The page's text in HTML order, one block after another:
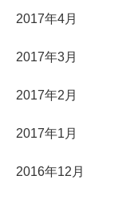
2017年4月
2017年3月
2017年2月
2017年1月
2016年12月